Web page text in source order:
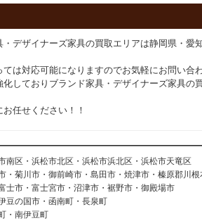
デザイナーズ家具の買取エリアは静岡県・愛
は対応可能になりますのでお気軽にお問い合
しておりブランド家具・デザイナーズ家具の
任せください！！
南区・浜松市北区・浜松市浜北区・浜松市天竜区
・菊川市・御前崎市・島田市・焼津市・榛原郡川
士市・富士宮市・沼津市・裾野市・御殿場市
豆の国市・函南町・長泉町
・南伊豆町